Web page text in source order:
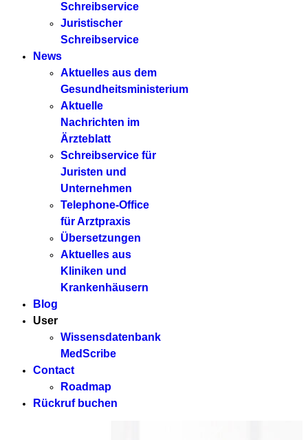
Schreibservice
Juristischer
Schreibservice
News
Aktuelles aus dem
Gesundheitsministerium
Aktuelle
Nachrichten im
Ärzteblatt
Schreibservice für
Juristen und
Unternehmen
Telephone-Office
für Arztpraxis
Übersetzungen
Aktuelles aus
Kliniken und
Krankenhäusern
Blog
User
Wissensdatenbank
MedScribe
Contact
Roadmap
Rückruf buchen